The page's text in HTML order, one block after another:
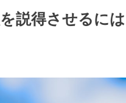
説得させるに